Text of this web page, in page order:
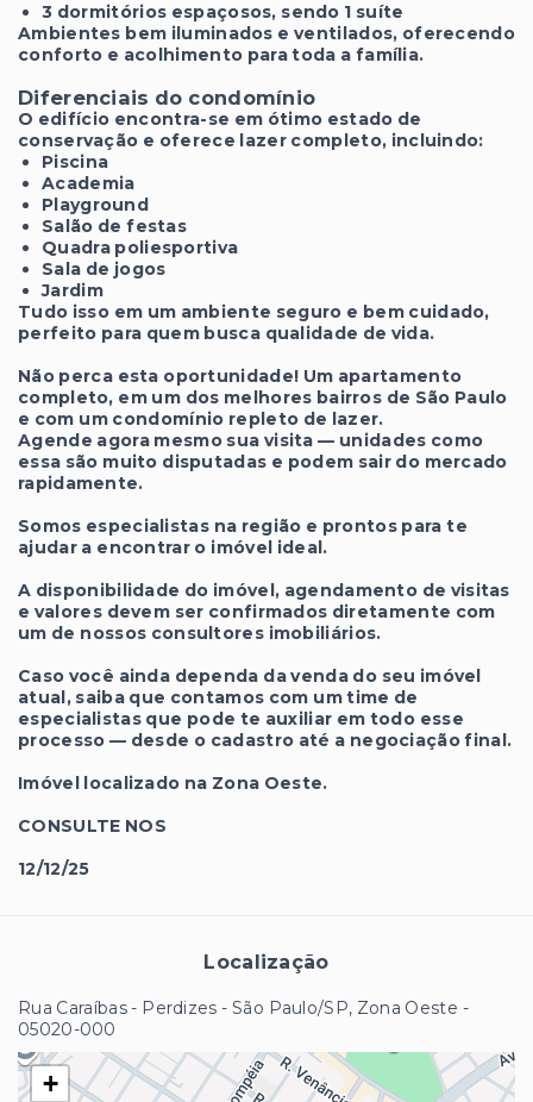
3 dormitórios espaçosos, sendo 1 suíte
Ambientes bem iluminados e ventilados, oferecendo
conforto e acolhimento para toda a família.
Diferenciais do condomínio
O edifício encontra-se em ótimo estado de
conservação e oferece lazer completo, incluindo:
Piscina
Academia
Playground
Salão de festas
Quadra poliesportiva
Sala de jogos
Jardim
Tudo isso em um ambiente seguro e bem cuidado,
perfeito para quem busca qualidade de vida.
Não perca esta oportunidade! Um apartamento
completo, em um dos melhores bairros de São Paulo
e com um condomínio repleto de lazer.
Agende agora mesmo sua visita — unidades como
essa são muito disputadas e podem sair do mercado
rapidamente.
Somos especialistas na região e prontos para te
ajudar a encontrar o imóvel ideal.
A disponibilidade do imóvel, agendamento de visitas
e valores devem ser confirmados diretamente com
um de nossos consultores imobiliários.
Caso você ainda dependa da venda do seu imóvel
atual, saiba que contamos com um time de
especialistas que pode te auxiliar em todo esse
processo — desde o cadastro até a negociação final.
Imóvel localizado na Zona Oeste.
CONSULTE NOS
12/12/25
Localização
Rua Caraíbas - Perdizes - São Paulo/SP, Zona Oeste -
05020-000
+